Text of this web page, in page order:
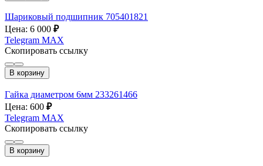
Шариковый подшипник 705401821
Цена: 6 000 ₽
Telegram MAX
Скопировать ссылку
В корзину
Гайка диаметром 6мм 233261466
Цена: 600 ₽
Telegram MAX
Скопировать ссылку
В корзину